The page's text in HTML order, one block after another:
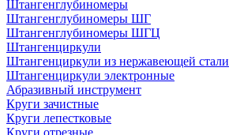
Штангенглубиномеры
Штангенглубиномеры ШГ
Штангенглубиномеры ШГЦ
Штангенциркули
Штангенциркули из нержавеющей стали
Штангенциркули электронные
Абразивный инструмент
Круги зачистные
Круги лепестковые
Круги отрезные